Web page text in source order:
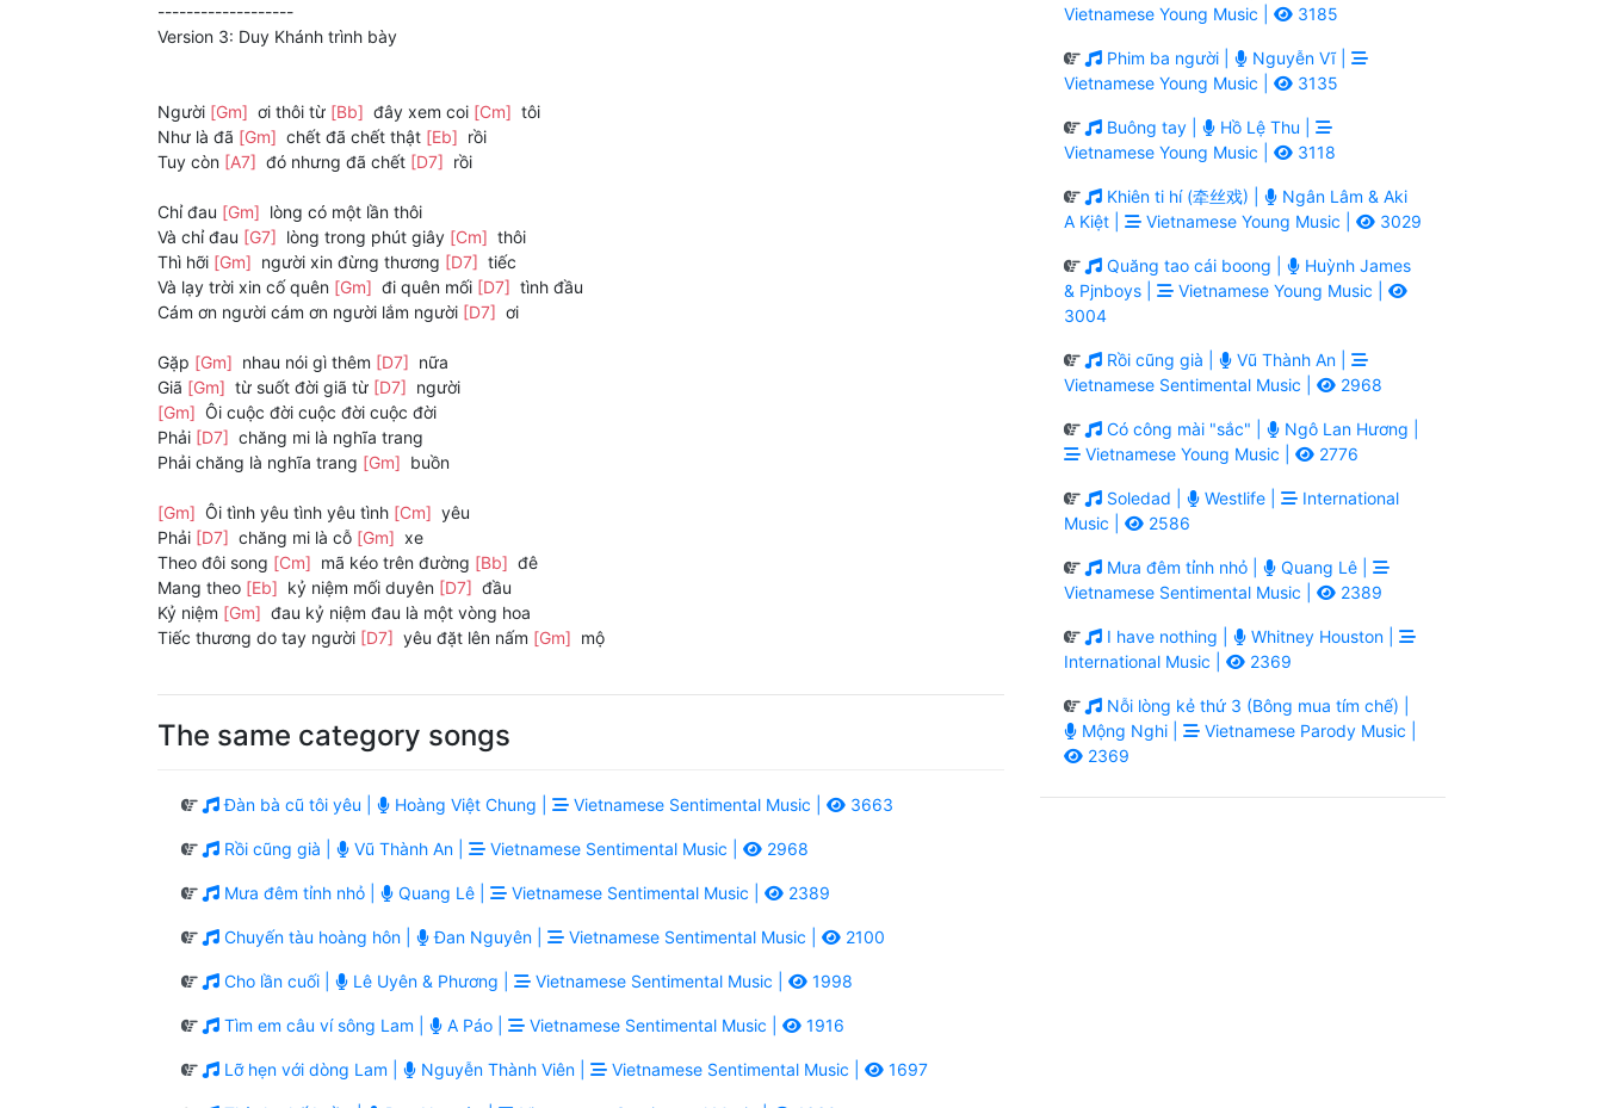
-------------------
Version 3: Duy Khánh trình bày
Người [Gm] ơi thôi từ [Bb] đây xem coi [Cm] tôi
Như là đã [Gm] chết đã chết thật [Eb] rồi
Tuy còn [A7] đó nhưng đã chết [D7] rồi
Chỉ đau [Gm] lòng có một lần thôi
Và chỉ đau [G7] lòng trong phút giây [Cm] thôi
Thì hỡi [Gm] người xin đừng thương [D7] tiếc
Và lạy trời xin cố quên [Gm] đi quên mối [D7] tình đầu
Cám ơn người cám ơn người lắm người [D7] ơi
Gặp [Gm] nhau nói gì thêm [D7] nữa
Giã [Gm] từ suốt đời giã từ [D7] người
[Gm] Ôi cuộc đời cuộc đời cuộc đời
Phải [D7] chăng mi là nghĩa trang
Phải chăng là nghĩa trang [Gm] buồn
[Gm] Ôi tình yêu tình yêu tình [Cm] yêu
Phải [D7] chăng mi là cỗ [Gm] xe
Theo đôi song [Cm] mã kéo trên đường [Bb] đê
Mang theo [Eb] kỷ niệm mối duyên [D7] đầu
Kỷ niệm [Gm] đau kỷ niệm đau là một vòng hoa
Tiếc thương do tay người [D7] yêu đặt lên nấm [Gm] mộ
The same category songs
Đàn bà cũ tôi yêu | Hoàng Việt Chung | Vietnamese Sentimental Music | 3663
Rồi cũng già | Vũ Thành An | Vietnamese Sentimental Music | 2968
Mưa đêm tỉnh nhỏ | Quang Lê | Vietnamese Sentimental Music | 2389
Chuyến tàu hoàng hôn | Đan Nguyên | Vietnamese Sentimental Music | 2100
Cho lần cuối | Lê Uyên & Phương | Vietnamese Sentimental Music | 1998
Tìm em câu ví sông Lam | A Páo | Vietnamese Sentimental Music | 1916
Lỡ hẹn với dòng Lam | Nguyễn Thành Viên | Vietnamese Sentimental Music | 1697
Vietnamese Young Music |
3185
Phim ba người |
Nguyễn Vĩ |
Vietnamese Young Music |
3135
Buông tay |
Hồ Lệ Thu |
Vietnamese Young Music |
3118
Khiên ti hí (牵丝戏) |
Ngân Lâm & Aki
A Kiệt |
Vietnamese Young Music | 3029
Quăng tao cái boong |
Huỳnh James
& Pjnboys |
Vietnamese Young Music |
3004
Rồi cũng già |
Vũ Thành An |
Vietnamese Sentimental Music |
2968
Có công mài "sắc" |
Ngô Lan Hương |
Vietnamese Young Music |
2776
Soledad | Westlife |
International
Music |
2586
Mưa đêm tỉnh nhỏ |
Quang Lê |
Vietnamese Sentimental Music |
2389
I have nothing |
Whitney Houston |
International Music |
2369
Nỗi lòng kẻ thứ 3 (Bông mua tím chế) |
Mộng Nghi |
Vietnamese Parody Music |
2369